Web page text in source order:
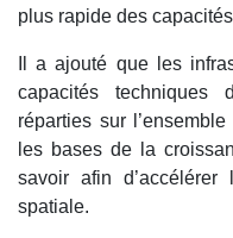
plus rapide des
Il a ajouté que les
capacités techniques
réparties sur
les bases de la
savoir afin d’accélérer
spatiale.